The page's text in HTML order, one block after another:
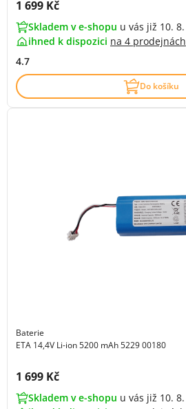
Cena s DPH:
1 699 Kč
Skladem v e-shopu u vás již 10. 8.
ihned k dispozici na 4 prodejnách
4.7
Do košíku
Baterie
ETA 14,4V Li-ion 5200 mAh 5229 00180
Cena s DPH:
1 699 Kč
Skladem v e-shopu u vás již 10. 8.